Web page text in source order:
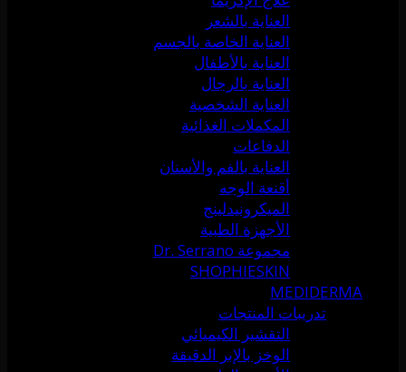
العناية بالشعر
العناية الخاصة بالجسم
العناية بالأطفال
العناية بالرجال
العناية الشخصية
المكملات الغذائية
الدفاعات
العناية بالفم والأسنان
أقنعة الوجه
الميكرونيدلينج
الأجهزة الطبية
مجموعة Dr. Serrano
SHOPHIESKIN
MEDIDERMA
تدريبات المنتجات
التقشير الكيميائي
الوخز بالإبر الدقيقة